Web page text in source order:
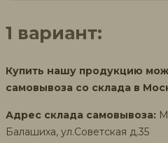
1 вариант:
Купить нашу продукцию
самовывоза со склада в
Адрес склада самовывоза:
Балашиха, ул.Советская д.35